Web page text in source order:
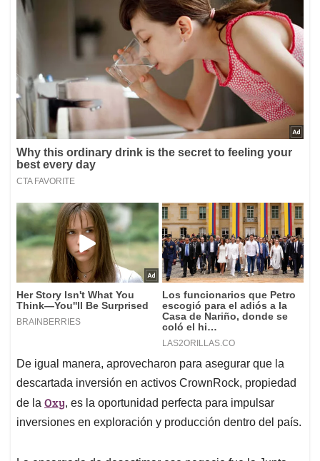
De igual manera, aprovecharon para asegurar que la
descartada inversión en activos CrownRock, propiedad
de la Oxy, es la oportunidad perfecta para impulsar
inversiones en exploración y producción dentro del país.